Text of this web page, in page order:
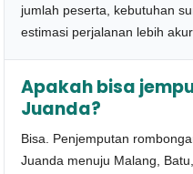
jumlah peserta, kebutuhan
estimasi perjalanan lebih
Apakah bisa
Juanda?
Bisa. Penjemputan
Juanda menuju Malang,